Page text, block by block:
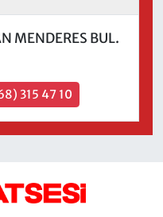
MENDERES BUL.
315 47 10